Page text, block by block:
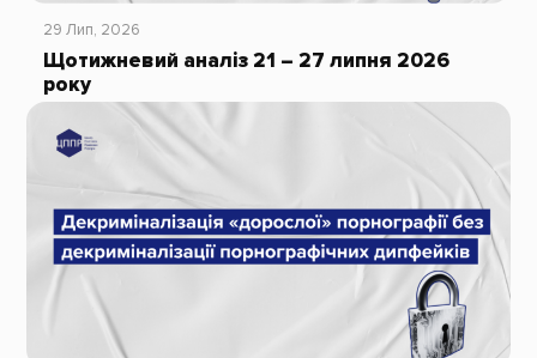
29 Лип, 2026
Щотижневий аналіз 21 – 27 липня 2026
року